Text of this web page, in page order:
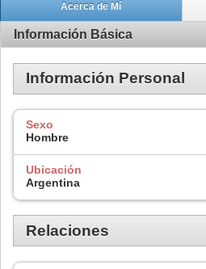
Acerca de Mí
Información Básica
Información Personal
Sexo
Hombre
Ubicación
Argentina
Relaciones